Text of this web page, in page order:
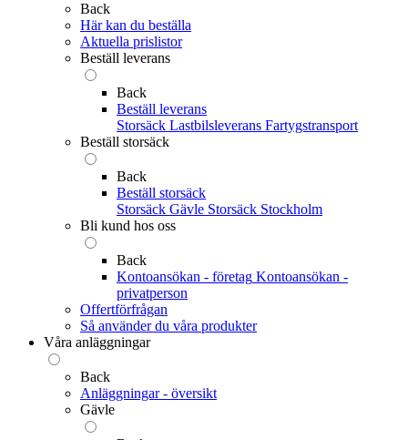
Back
Här kan du beställa
Aktuella prislistor
Beställ leverans
Back
Beställ leverans
Storsäck Lastbilsleverans Fartygstransport
Beställ storsäck
Back
Beställ storsäck
Storsäck Gävle Storsäck Stockholm
Bli kund hos oss
Back
Kontoansökan - företag Kontoansökan -
privatperson
Offertförfrågan
Så använder du våra produkter
Våra anläggningar
Back
Anläggningar - översikt
Gävle